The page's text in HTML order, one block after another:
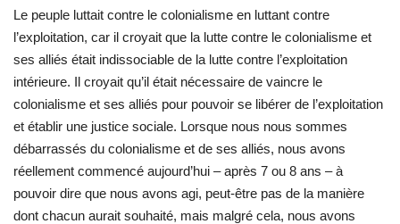
Le peuple luttait contre le colonialisme en luttant contre
l’exploitation, car il croyait que la lutte contre le colonialisme et
ses alliés était indissociable de la lutte contre l’exploitation
intérieure. Il croyait qu’il était nécessaire de vaincre le
colonialisme et ses alliés pour pouvoir se libérer de l’exploitation
et établir une justice sociale. Lorsque nous nous sommes
débarrassés du colonialisme et de ses alliés, nous avons
réellement commencé aujourd’hui – après 7 ou 8 ans – à
pouvoir dire que nous avons agi, peut-être pas de la manière
dont chacun aurait souhaité, mais malgré cela, nous avons